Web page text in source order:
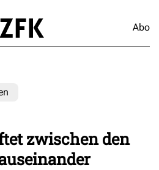
Abo
zwischen den